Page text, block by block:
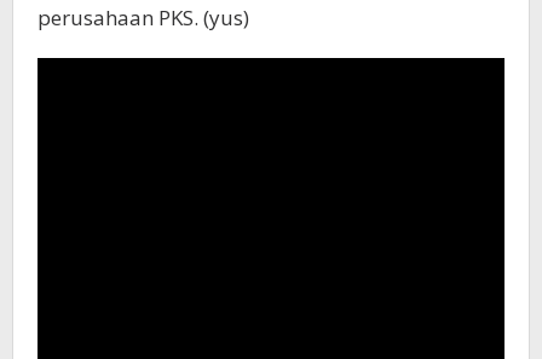
perusahaan PKS. (yus)